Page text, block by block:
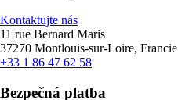
Kontaktujte nás
11 rue Bernard Maris
37270 Montlouis-sur-Loire, Francie
+33 1 86 47 62 58
Bezpečná platba